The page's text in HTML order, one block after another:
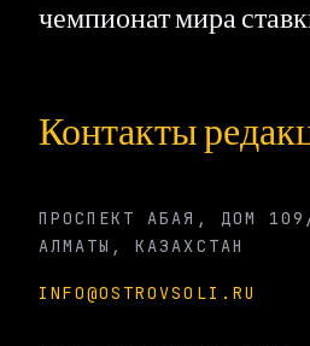
чемпионат мира
Контакты
ПРОСПЕКТ АБАЯ, ДОМ
АЛМАТЫ, КАЗАХСТАН
INFO@OSTROVSOLI.RU